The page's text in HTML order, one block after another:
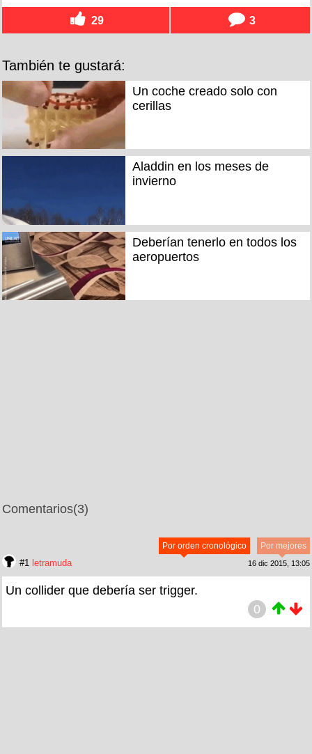
29 3
También te gustará:
Un coche creado solo con
cerillas
Aladdin en los meses de
invierno
Deberían tenerlo en todos los
aeropuertos
Comentarios(3)
Por mejores
Por orden cronológico
#1 letramuda 16 dic 2015, 13:05
Un collider que debería ser trigger.
0